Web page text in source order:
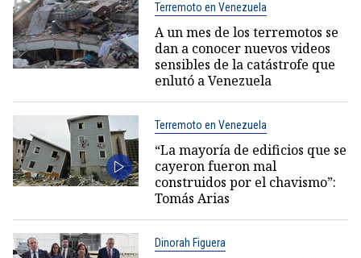
Terremoto en Venezuela
A un mes de los terremotos se
dan a conocer nuevos videos
sensibles de la catástrofe que
enlutó a Venezuela
Terremoto en Venezuela
“La mayoría de edificios que se
cayeron fueron mal
construidos por el chavismo”:
Tomás Arias
Dinorah Figuera